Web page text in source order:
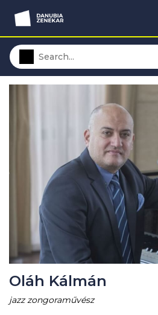
Oláh Kálmán
jazz zongoraművész